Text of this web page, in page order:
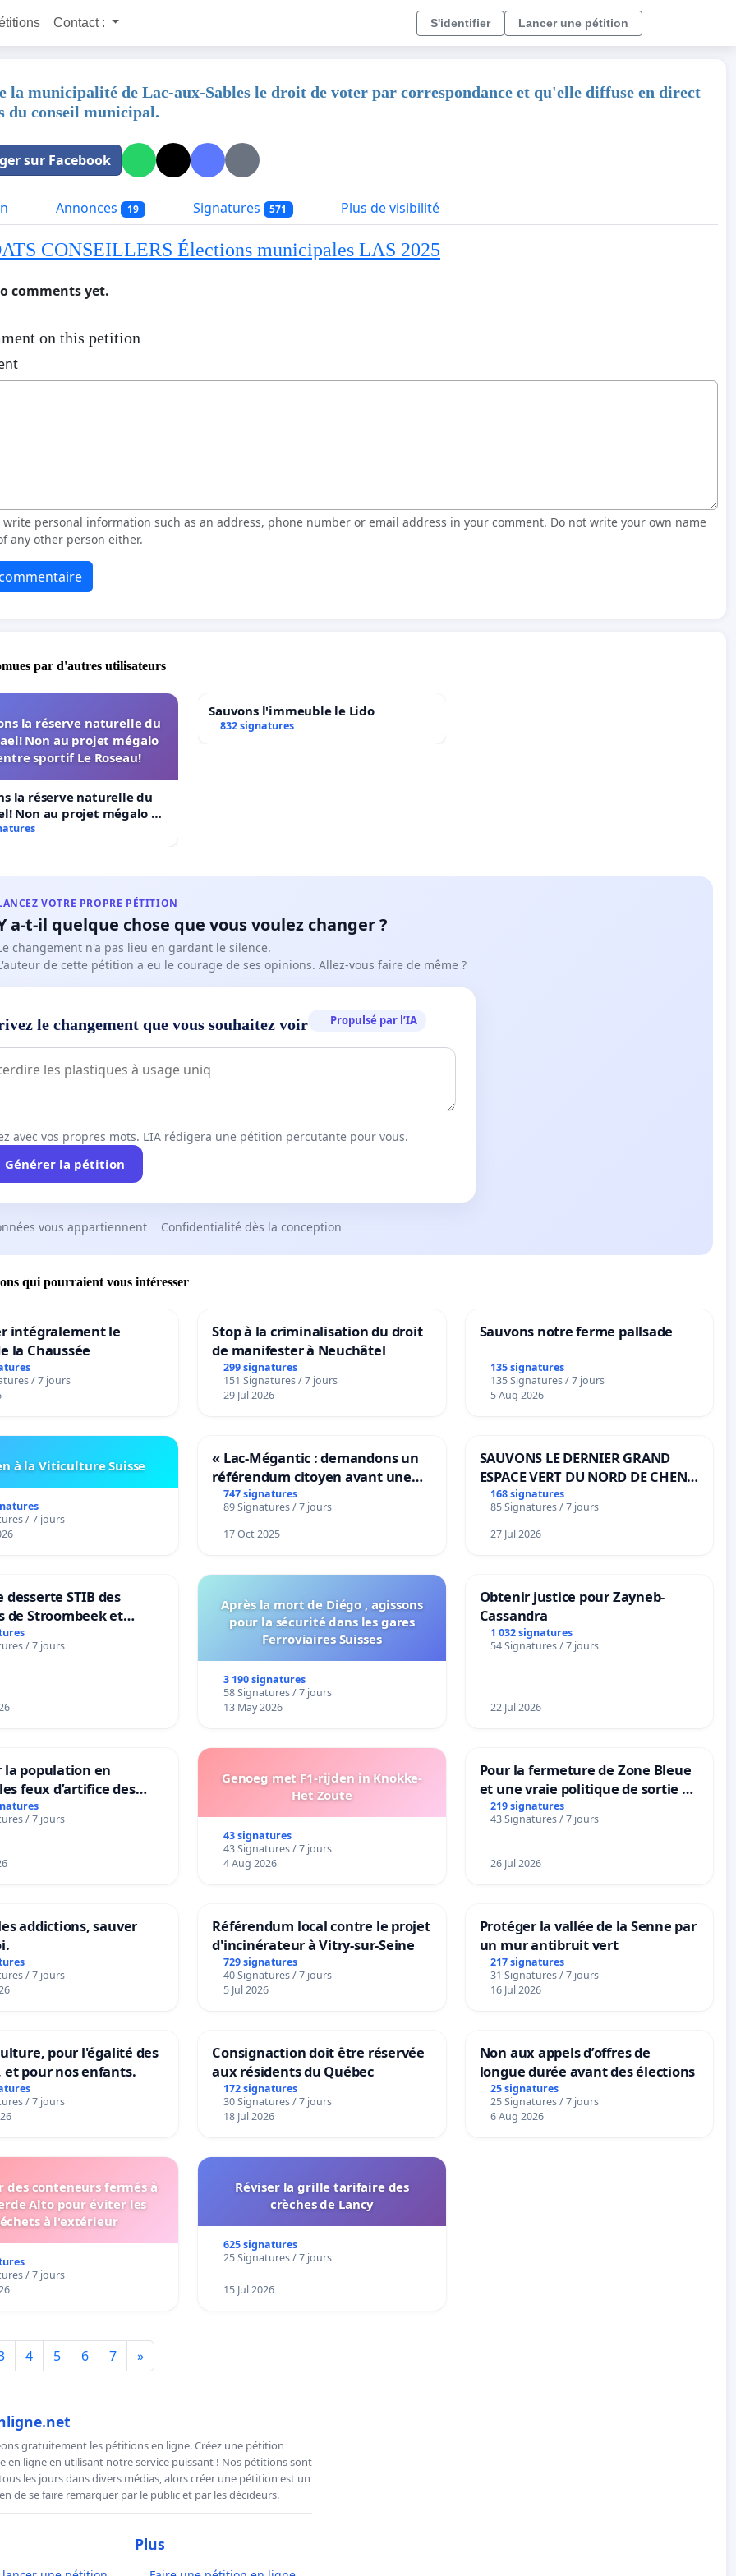
Contact : S'identifier Lancer une pétition
la municipalité de Lac-aux-Sables le droit de voter par correspondance et qu'elle diffuse en direct
du conseil municipal.
sur Facebook
Annonces 19 Signatures 571 Plus de visibilité
CONSEILLERS Élections municipales LAS 2025
comments yet.
on this petition
write personal information such as an address, phone number or email address in your comment. Do not write your own name
any other person either.
par d'autres utilisateurs
la réserve naturelle du
Non au projet mégalo
sportif Le Roseau!
la réserve naturelle du
Non au projet mégalo du
Le Roseau!
Sauvons l'immeuble le Lido
832 signatures
VOTRE PROPRE PÉTITION
a-t-il quelque chose que vous voulez changer ?
changement n'a pas lieu en gardant le silence.
de cette pétition a eu le courage de ses opinions. Allez-vous faire de même ?
le changement que vous souhaitez voir Propulsé par l’IA
avec vos propres mots. L’IA rédigera une pétition percutante pour vous.
Générer la pétition
vous appartiennent Confidentialité dès la conception
qui pourraient vous intéresser
intégralement le
la Chaussée
/ 7 jours
Stop à la criminalisation du droit
de manifester à Neuchâtel
299 signatures
151 Signatures / 7 jours
29 Jul 2026
Sauvons notre ferme pallsade
135 signatures
135 Signatures / 7 jours
5 Aug 2026
à la Viticulture Suisse
/ 7 jours
« Lac-Mégantic : demandons un
référendum citoyen avant une
transformation irréversible de
notre territoire »
747 signatures
89 Signatures / 7 jours
17 Oct 2025
SAUVONS LE DERNIER GRAND
ESPACE VERT DU NORD DE CHENE-
BOUGERIES
168 signatures
85 Signatures / 7 jours
27 Jul 2026
desserte STIB des
de Stroombeek et
Voor een MIVB-
van de wijken
/ 7 jours
Après la mort de Diégo , agissons
pour la sécurité dans les gares
Ferroviaires Suisses
3 190 signatures
58 Signatures / 7 jours
13 May 2026
Obtenir justice pour Zayneb-
Cassandra
1 032 signatures
54 Signatures / 7 jours
22 Jul 2026
la population en
feux d’artifice des
/ 7 jours
Genoeg met F1-rijden in Knokke-
Het Zoute
43 signatures
43 Signatures / 7 jours
4 Aug 2026
Pour la fermeture de Zone Bleue
et une vraie politique de sortie de
la dépendance
219 signatures
43 Signatures / 7 jours
26 Jul 2026
addictions, sauver
/ 7 jours
Référendum local contre le projet
d'incinérateur à Vitry-sur-Seine
729 signatures
40 Signatures / 7 jours
5 Jul 2026
Protéger la vallée de la Senne par
un mur antibruit vert
217 signatures
31 Signatures / 7 jours
16 Jul 2026
pour l'égalité des
et pour nos enfants.
/ 7 jours
Consignaction doit être réservée
aux résidents du Québec
172 signatures
30 Signatures / 7 jours
18 Jul 2026
Non aux appels d’offres de
longue durée avant des élections
25 signatures
25 Signatures / 7 jours
6 Aug 2026
des conteneurs fermés à
Alto pour éviter les
à l'extérieur
/ 7 jours
Réviser la grille tarifaire des
crèches de Lancy
625 signatures
25 Signatures / 7 jours
15 Jul 2026
4 5 6 7 »
gratuitement les pétitions en ligne. Créez une pétition
en ligne en utilisant notre service puissant ! Nos pétitions sont
les jours dans divers médias, alors créer une pétition est un
de se faire remarquer par le public et par les décideurs.
Plus